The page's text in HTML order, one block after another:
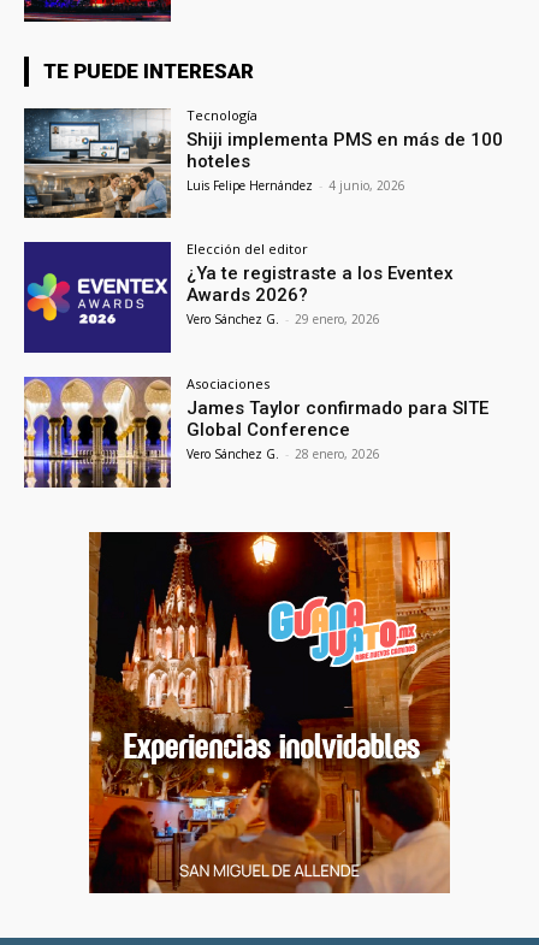
TE PUEDE INTERESAR
Tecnología
Shiji implementa PMS en más de 100
hoteles
Luis Felipe Hernández - 4 junio, 2026
Elección del editor
¿Ya te registraste a los Eventex
Awards 2026?
Vero Sánchez G. - 29 enero, 2026
Asociaciones
James Taylor confirmado para SITE
Global Conference
Vero Sánchez G. - 28 enero, 2026